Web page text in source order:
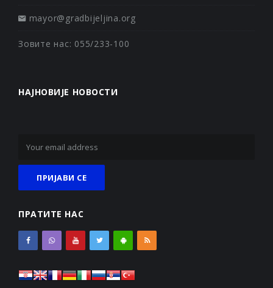
mayor@gradbijeljina.org
Зовите нас: 055/233-100
НАЈНОВИЈЕ НОВОСТИ
ПРАТИТЕ НАС